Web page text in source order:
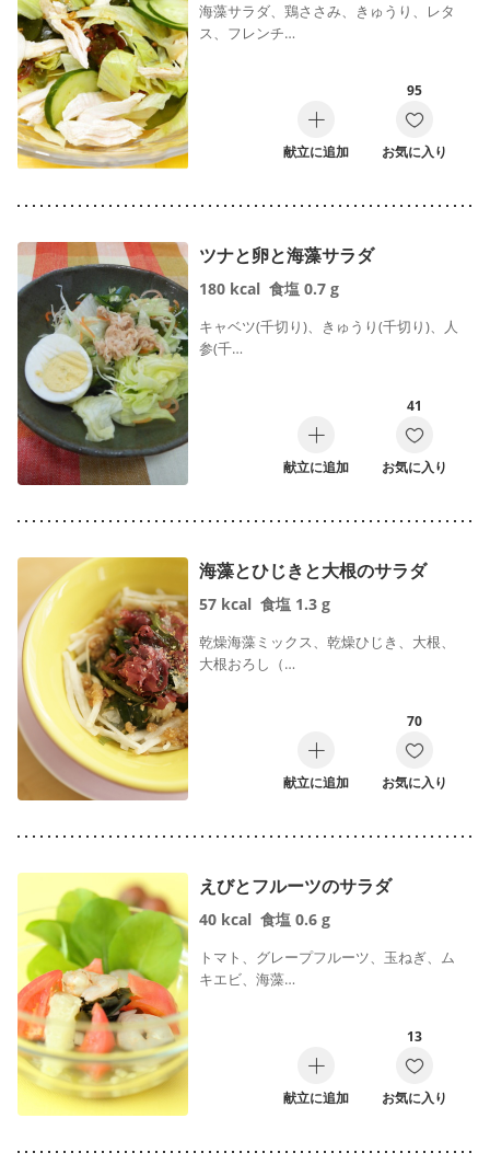
海藻サラダ、鶏ささみ、きゅうり、レタ
ス、フレンチ…
献立に追加
95
お気に入り
ツナと卵と海藻サラダ
180 kcal 食塩 0.7 g
キャベツ(千切り)、きゅうり(千切り)、人
参(千…
献立に追加
41
お気に入り
海藻とひじきと大根のサラダ
57 kcal 食塩 1.3 g
乾燥海藻ミックス、乾燥ひじき、大根、
大根おろし（…
献立に追加
70
お気に入り
えびとフルーツのサラダ
40 kcal 食塩 0.6 g
トマト、グレープフルーツ、玉ねぎ、ム
キエビ、海藻…
献立に追加
13
お気に入り